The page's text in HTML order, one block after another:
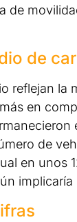
de
de
reflejan la
en
de
en unos